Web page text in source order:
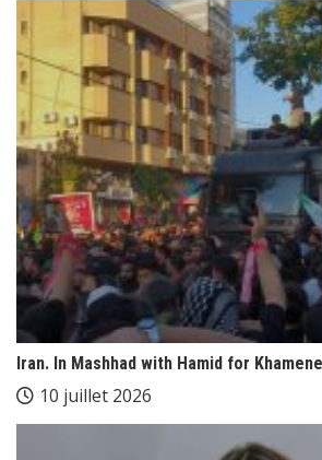
Iran. In Mashhad with Hamid for
10 juillet 2026